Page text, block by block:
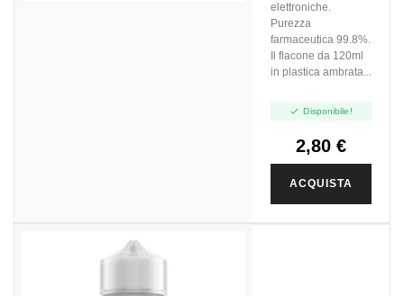
elettroniche.
Purezza
farmaceutica 99.8%.
Il flacone da 120ml
in plastica ambrata...
 Disponibile!
2,80 €
ACQUISTA